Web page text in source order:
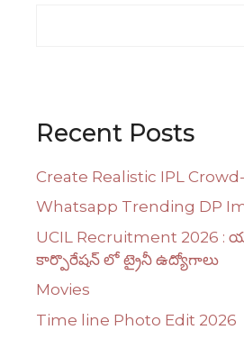
Recent Posts
Create Realistic IPL
Whatsapp Trending DP
UCIL Recruitment 2026 :
కార్పొరేషన్ లో ట్రైనీ ఉద్యోగాలు
Movies
Time line Photo Edit 2026